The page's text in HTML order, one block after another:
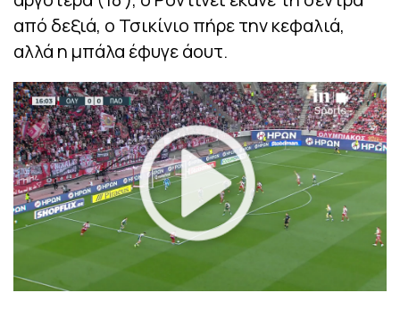
από δεξιά, ο Τσικίνιο πήρε την κεφαλιά,
αλλά η μπάλα έφυγε άουτ.